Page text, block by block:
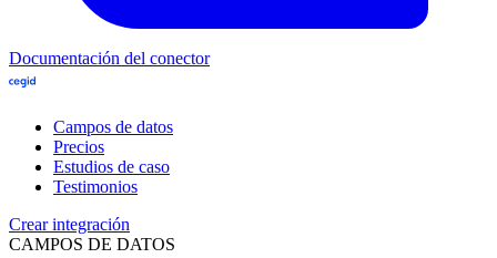
Documentación del conector
Campos de datos
Precios
Estudios de caso
Testimonios
Crear integración
CAMPOS DE DATOS